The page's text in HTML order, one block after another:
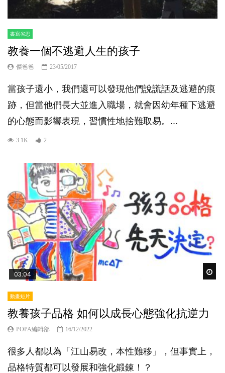
書寫省思
教養一個不逃避人生的孩子
傑爸爸 23/05/2017
當孩子還小，我們還可以發現他們說謊話及逃避的痕
跡，但當他們長大並進入職場，就會因幼年種下逃避
的心態而影響表現，習慣性地捨難取易。...
3.1K 2
03:04
動畫短片
教養孩子品格 如何以成長心態強化抗逆力
POPA編輯部 16/12/2022
很多人都以為「江山易改，本性難移」，但事實上，
品格特質都可以發展和強化鍛鍊！？